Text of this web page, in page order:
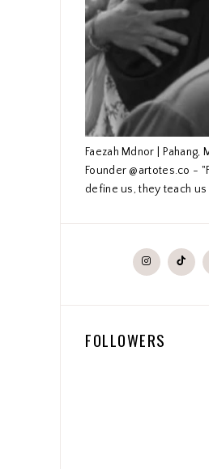
Faezah Mdnor | Pahang,
Founder @artotes.co -
define us, they teach
FOLLOWERS